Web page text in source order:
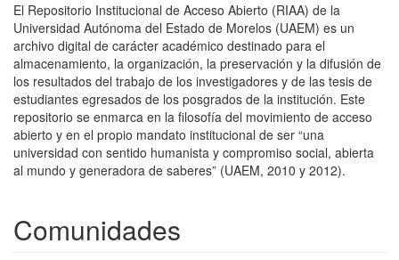
El Repositorio Institucional de Acceso Abierto (RIAA) de la
Universidad Autónoma del Estado de Morelos (UAEM) es un
archivo digital de carácter académico destinado para el
almacenamiento, la organización, la preservación y la difusión de
los resultados del trabajo de los investigadores y de las tesis de
estudiantes egresados de los posgrados de la institución. Este
repositorio se enmarca en la filosofía del movimiento de acceso
abierto y en el propio mandato institucional de ser “una
universidad con sentido humanista y compromiso social, abierta
al mundo y generadora de saberes” (UAEM, 2010 y 2012).
Comunidades